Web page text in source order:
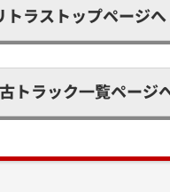
トラストップページへ
トラック一覧ページ